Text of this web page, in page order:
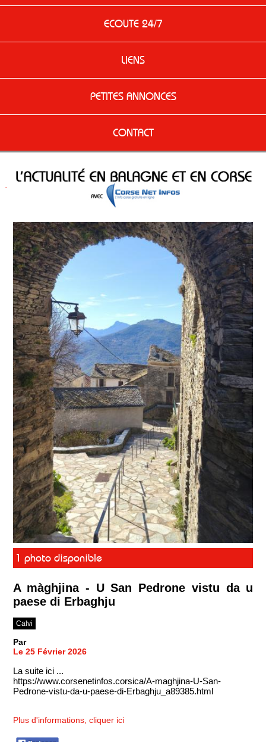
ECOUTE 24/7
LIENS
PETITES ANNONCES
CONTACT
1 photo disponible
A màghjina - U San Pedrone vistu da u
paese di Erbaghju
Calvi
Par
Le 25 Février 2026
La suite ici ...
https://www.corsenetinfos.corsica/A-maghjina-U-San-
Pedrone-vistu-da-u-paese-di-Erbaghju_a89385.html
Plus d'informations, cliquer ici